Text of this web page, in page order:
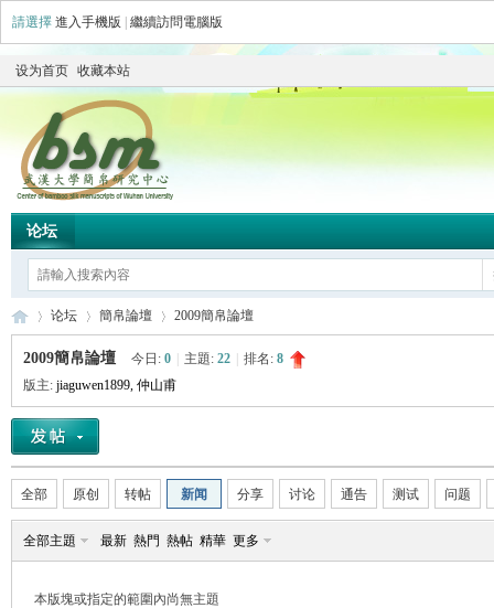
請選擇 進入手機版 繼續訪問電腦版
设为首页 收藏本站
论坛
简 »
论坛
›
簡帛論壇
›
2009簡帛論壇
2009簡帛論壇 今日: 0 主題: 22 排名: 8
版主: jiaguwen1899, 仲山甫
全部 原创 转帖 新闻 分享 讨论 通告 测试 问题
全部主題 最新 熱門 熱帖 精華 更多
本版塊或指定的範圍內尚無主題